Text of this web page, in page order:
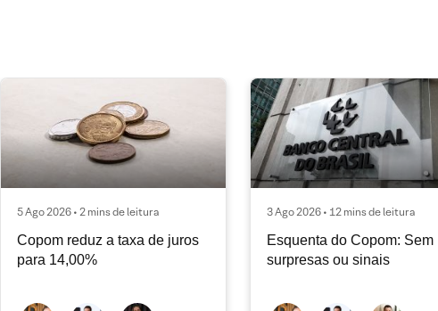
5 Ago 2026 • 2 mins de leitura
Copom reduz a taxa de juros
para 14,00%
3 Ago 2026 • 12 mins de leitura
Esquenta do Copom: Sem
surpresas ou sinais